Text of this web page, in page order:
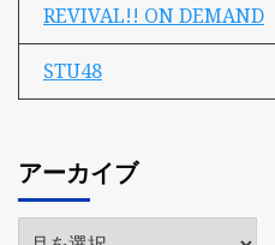
REVIVAL!! ON DEMAND
STU48
アーカイブ
ア